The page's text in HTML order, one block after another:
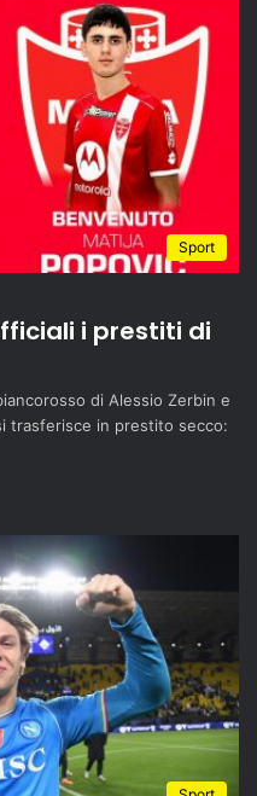
Sport
i prestiti di
di Alessio Zerbin e
trasferisce in prestito secco: